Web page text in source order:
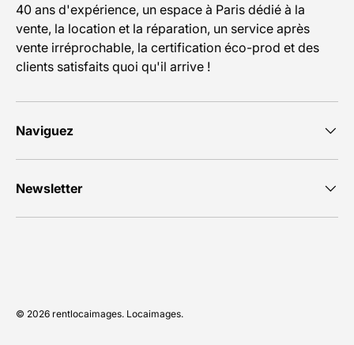
40 ans d'expérience, un espace à Paris dédié à la
vente, la location et la réparation, un service après
vente irréprochable, la certification éco-prod et des
clients satisfaits quoi qu'il arrive !
Naviguez
Newsletter
© 2026 rentlocaimages. Locaimages.